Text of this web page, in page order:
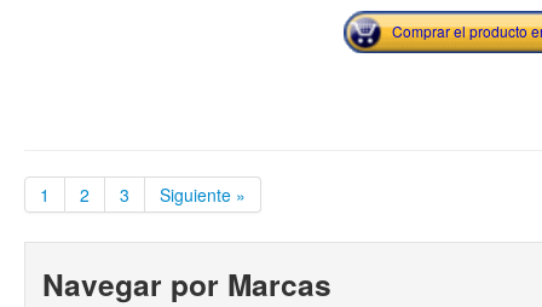
Comprar el producto
1 2 3 Siguiente »
Navegar por Marcas